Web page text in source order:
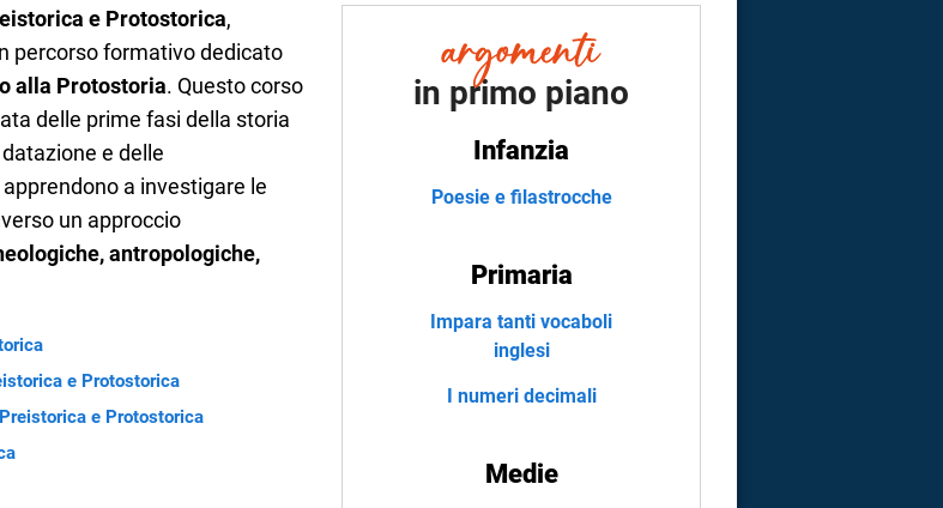
anche quelli più ostici, con un
multimediali a supporto della
e Protostorica,
percorso formativo dedicato
alla Protostoria. Questo corso
delle prime fasi della storia
e delle
a investigare le
un approccio
antropologiche,
e Protostorica
e Protostorica
in primo piano
Infanzia
Poesie e filastrocche
Primaria
Impara tanti vocaboli
inglesi
I numeri decimali
Medie